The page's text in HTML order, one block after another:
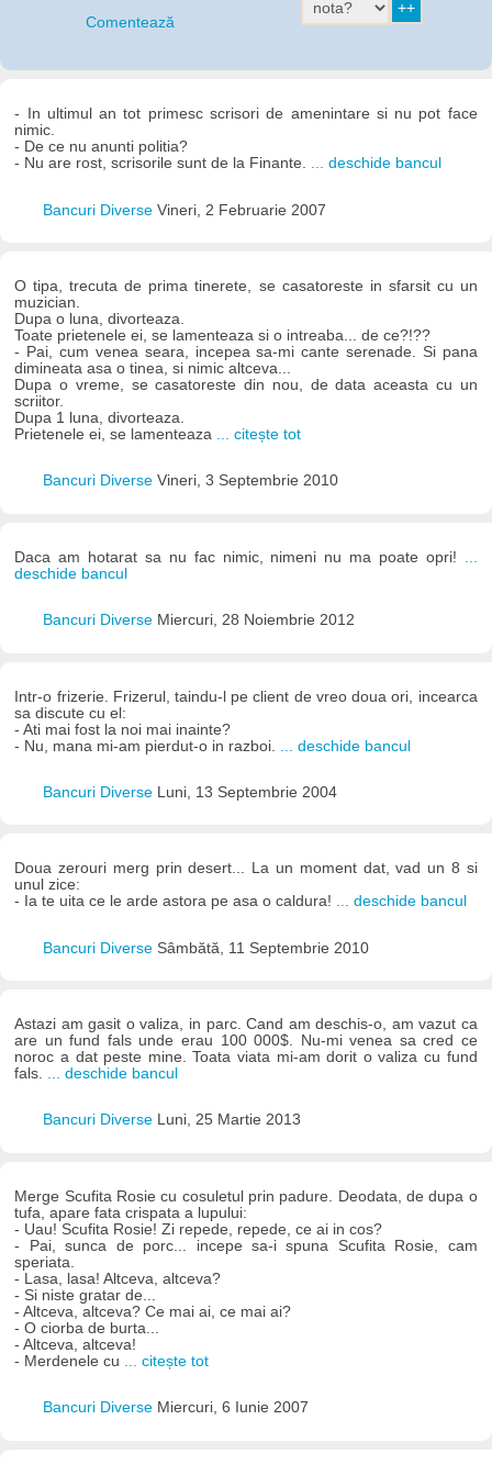
Comentează
- In ultimul an tot primesc scrisori de amenintare si nu pot face
nimic.
- De ce nu anunti politia?
- Nu are rost, scrisorile sunt de la Finante. ... deschide bancul
Bancuri Diverse Vineri, 2 Februarie 2007
O tipa, trecuta de prima tinerete, se casatoreste in sfarsit cu un
muzician.
Dupa o luna, divorteaza.
Toate prietenele ei, se lamenteaza si o intreaba... de ce?!??
- Pai, cum venea seara, incepea sa-mi cante serenade. Si pana
dimineata asa o tinea, si nimic altceva...
Dupa o vreme, se casatoreste din nou, de data aceasta cu un
scriitor.
Dupa 1 luna, divorteaza.
Prietenele ei, se lamenteaza ... citește tot
Bancuri Diverse Vineri, 3 Septembrie 2010
Daca am hotarat sa nu fac nimic, nimeni nu ma poate opri!
deschide bancul
Bancuri Diverse Miercuri, 28 Noiembrie 2012
Intr-o frizerie. Frizerul, taindu-l pe client de vreo doua ori, incearca
sa discute cu el:
- Ati mai fost la noi mai inainte?
- Nu, mana mi-am pierdut-o in razboi.
... deschide bancul
Bancuri Diverse Luni, 13 Septembrie 2004
Doua zerouri merg prin desert... La un moment dat, vad un 8 si
unul zice:
- Ia te uita ce le arde astora pe asa o caldura! ... deschide bancul
Bancuri Diverse Sâmbătă, 11 Septembrie 2010
Astazi am gasit o valiza, in parc. Cand am deschis-o, am vazut ca
are un fund fals unde erau 100 000$. Nu-mi venea sa cred ce
noroc a dat peste mine. Toata viata mi-am dorit o valiza cu fund
fals. ... deschide bancul
Bancuri Diverse Luni, 25 Martie 2013
Merge Scufita Rosie cu cosuletul prin padure. Deodata, de dupa o
tufa, apare fata crispata a lupului:
- Uau! Scufita Rosie! Zi repede, repede, ce ai in cos?
- Pai, sunca de porc... incepe sa-i spuna Scufita Rosie, cam
speriata.
- Lasa, lasa! Altceva, altceva?
- Si niste gratar de...
- Altceva, altceva? Ce mai ai, ce mai ai?
- O ciorba de burta...
- Altceva, altceva!
- Merdenele cu
... citește tot
Bancuri Diverse Miercuri, 6 Iunie 2007